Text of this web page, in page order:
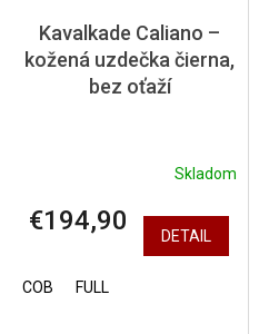
Kavalkade Caliano –
kožená uzdečka čierna,
bez oťaží
Skladom
€194,90 DETAIL
COB FULL